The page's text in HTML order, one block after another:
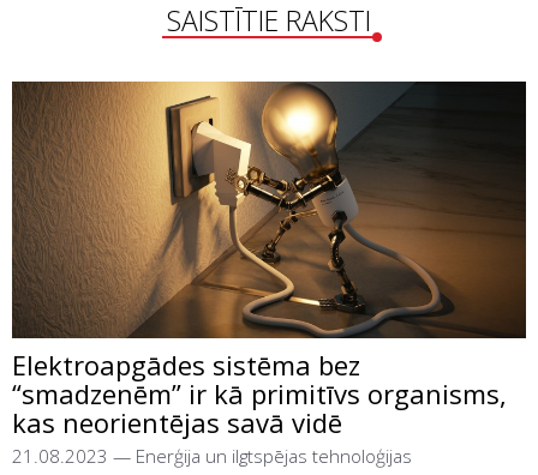
SAISTĪTIE RAKSTI
Elektroapgādes sistēma bez
“smadzenēm” ir kā primitīvs organisms,
kas neorientējas savā vidē
21.08.2023 — Enerģija un ilgtspējas tehnoloģijas